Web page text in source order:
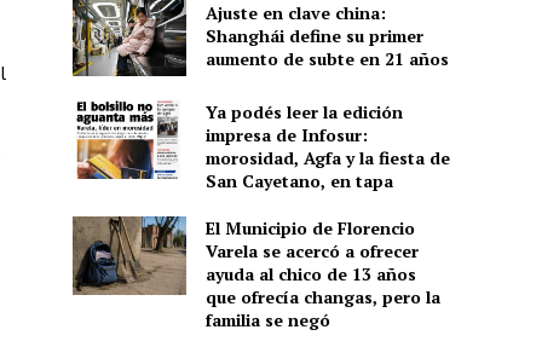
Ajuste en clave china:
Shanghái define su primer
aumento de subte en 21 años
Ya podés leer la edición
impresa de Infosur:
morosidad, Agfa y la fiesta de
San Cayetano, en tapa
El Municipio de Florencio
Varela se acercó a ofrecer
ayuda al chico de 13 años
que ofrecía changas, pero la
familia se negó